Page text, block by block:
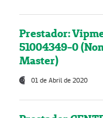
Prestador:
51004349-0
Master)
01 de Abril de 2020